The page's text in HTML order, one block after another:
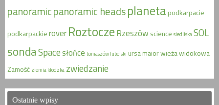
panoramicpanoramic headsplanetapodkarpacie
podkarpackierover Roztocze Rzeszów science siedliskaSOL
sondaSpacesłońce tomaszów lubelski ursa maiorwieża widokowa
Zamość ziemia kłodzka zwiedzanie
Ostatnie wpisy